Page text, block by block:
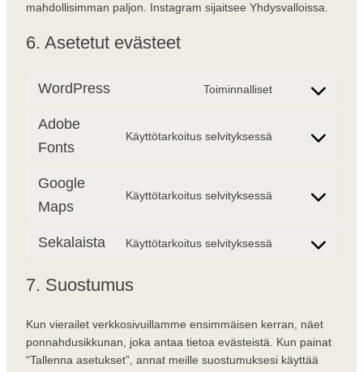
mahdollisimman paljon. Instagram sijaitsee Yhdysvalloissa.
6. Asetetut evästeet
WordPress Toiminnalliset
Consent to
Adobe
Fonts
Käyttötarkoitus selvityksessä
Consent to
Google
Maps
Käyttötarkoitus selvityksessä
Consent to
Sekalaista Käyttötarkoitus selvityksessä
Consent to
7. Suostumus
Kun vierailet verkkosivuillamme ensimmäisen kerran, näet
ponnahdusikkunan, joka antaa tietoa evästeistä. Kun painat
“Tallenna asetukset”, annat meille suostumuksesi käyttää